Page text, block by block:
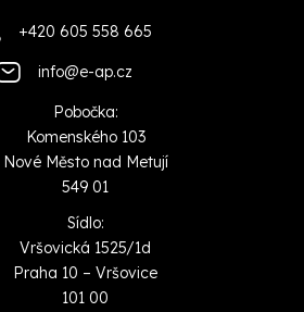
+420 605 558 665
info@e-ap.cz
Pobočka:
Komenského 103
Nové Město nad Metují
549 01
Sídlo:
Vršovická 1525/1d
Praha 10 – Vršovice
101 00